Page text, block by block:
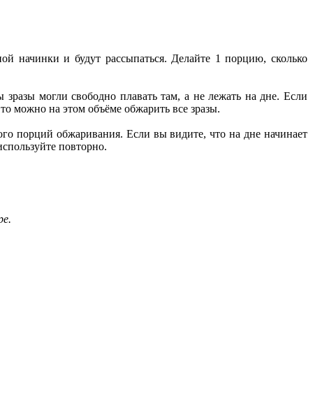
начинки и будут рассыпаться. Делайте 1 порцию, сколько
могли свободно плавать там, а не лежать на дне. Если
можно на этом объёме обжарить все зразы.
порций обжаривания. Если вы видите, что на дне начинает
повторно.